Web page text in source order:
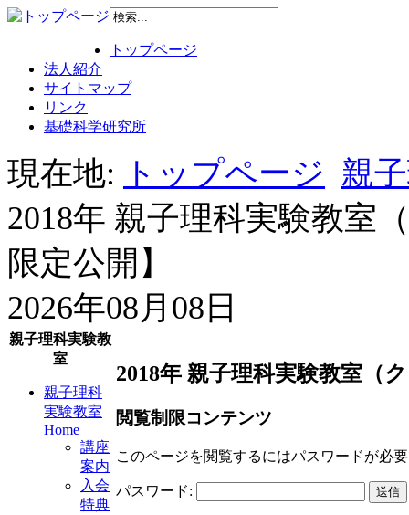
トップページ
法人紹介
サイトマップ
リンク
基礎科学研究所
現在地: トップページ 親
2018年 親子理科実験教室
限定公開】
2026年08月08日
親子理科実験教
室
親子理科
実験教室
Home
講座
案内
入会
特典
2018年 親子理科実験教室（
閲覧制限コンテンツ
このページを閲覧するにはパスワードが必
パスワード: